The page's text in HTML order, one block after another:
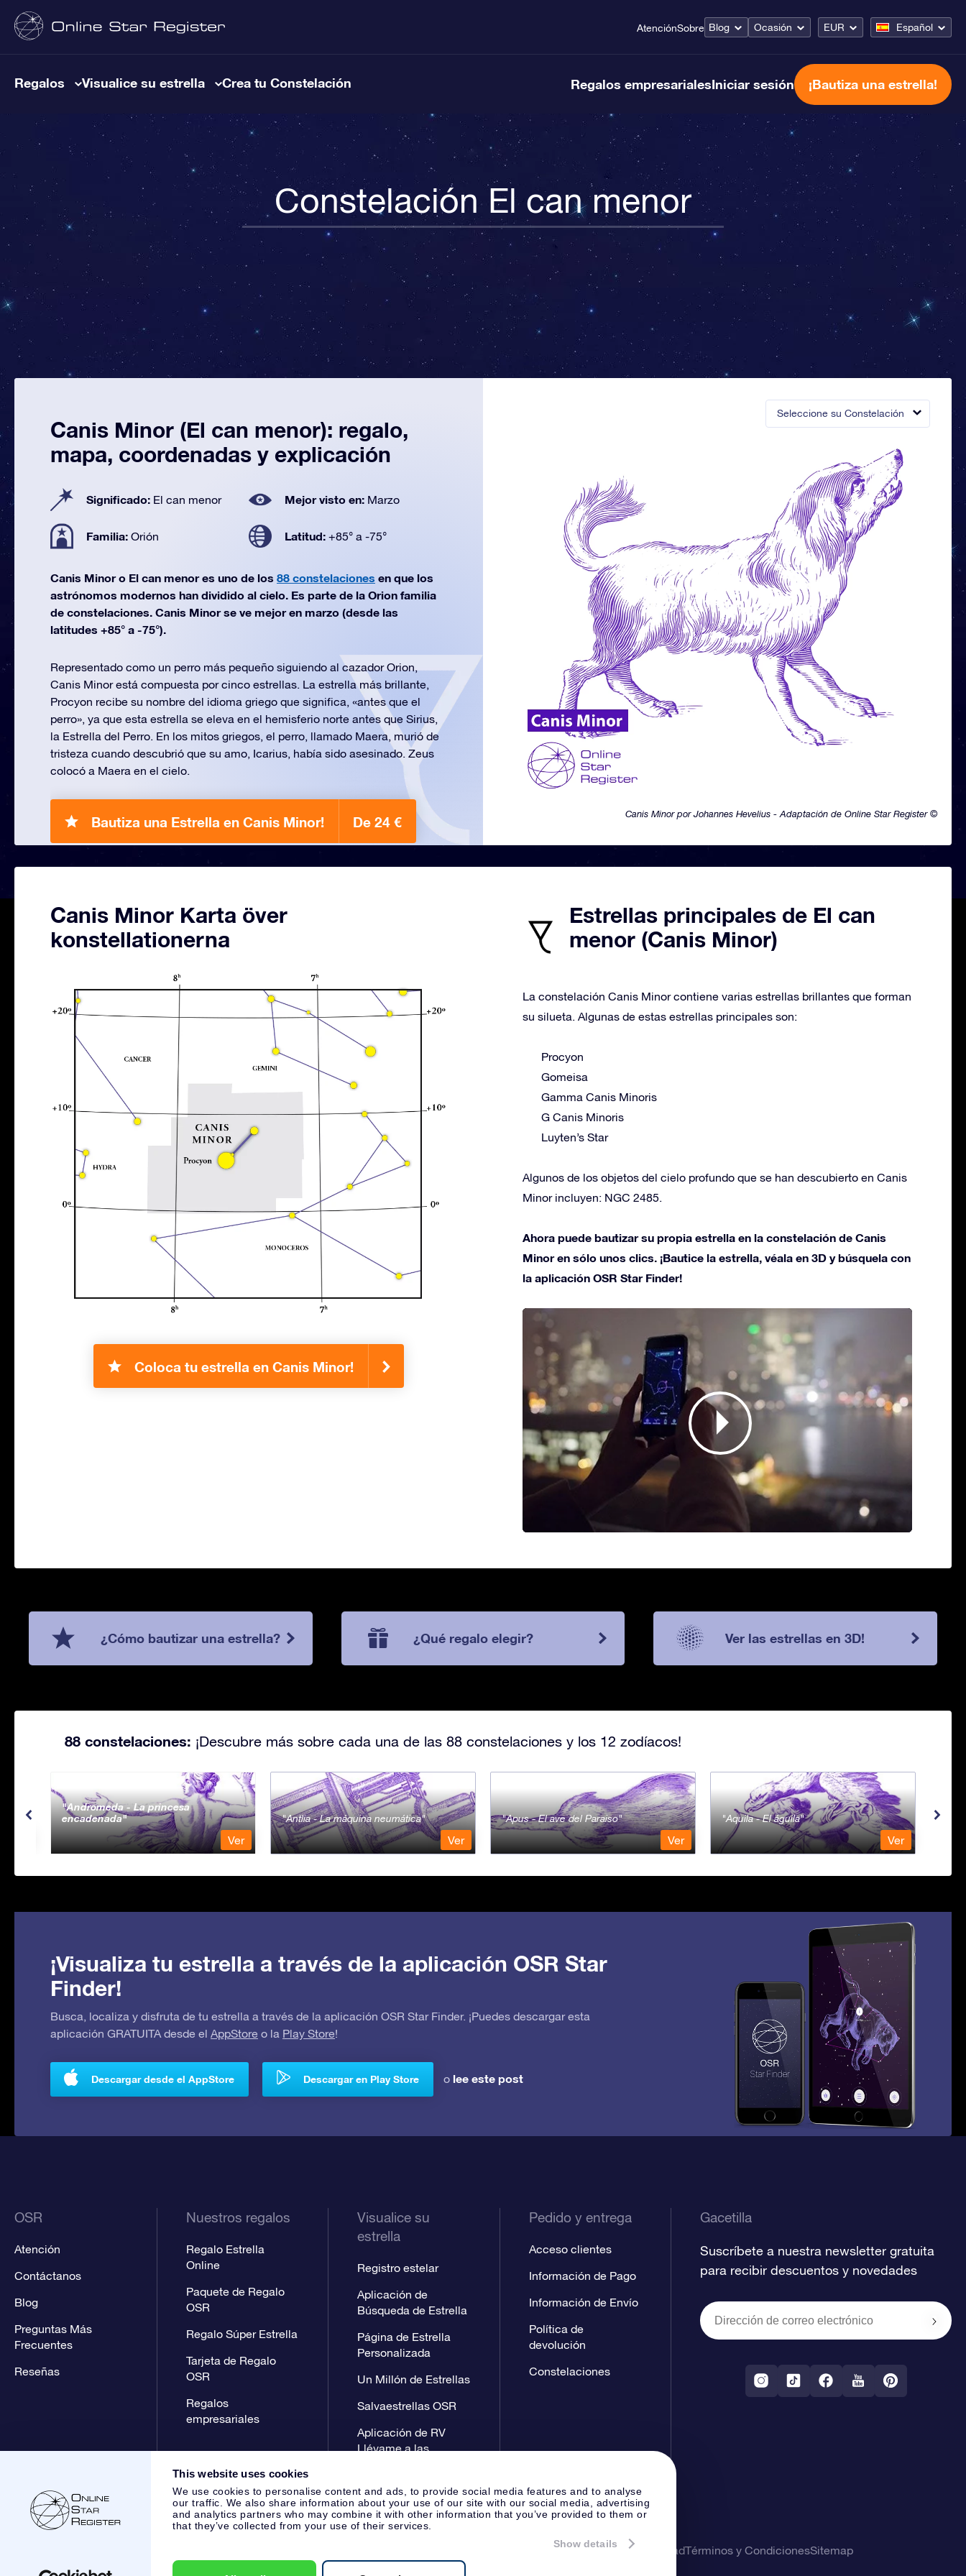
This website uses cookies
We use cookies to personalise content and ads, to provide social media features and to analyse
our traffic. We also share information about your use of our site with our social media, advertising
and analytics partners who may combine it with other information that you’ve provided to them or
that they’ve collected from your use of their services.
Show details
AtenciónSobre Blog Ocasión EUR Español
Regalos Visualice su estrella Crea tu Constelación Regalos empresarialesIniciar sesión ¡Bautiza una estrella!
Constelación El can menor
Seleccione su Constelación
Canis Minor por Johannes Hevelius - Adaptación de Online Star Register ©
Canis Minor (El can menor): regalo,
mapa, coordenadas y explicación
Significado: El can menor Mejor visto en: Marzo
Familia: Orión Latitud: +85° a -75°
Canis Minor o El can menor es uno de los 88 constelaciones en que los
astrónomos modernos han dividido al cielo. Es parte de la Orion familia
de constelaciones. Canis Minor se ve mejor en marzo (desde las
latitudes +85° a -75°).
Representado como un perro más pequeño siguiendo al cazador Orion,
Canis Minor está compuesta por cinco estrellas. La estrella más brillante,
Procyon recibe su nombre del idioma griego que significa, «antes que el
perro», ya que esta estrella se eleva en el hemisferio norte antes que Sirius,
la Estrella del Perro. En los mitos griegos, el perro, llamado Maera, murió de
tristeza cuando descubrió que su amo, Icarius, había sido asesinado. Zeus
colocó a Maera en el cielo.
Bautiza una Estrella en Canis Minor! De 24 €
Canis Minor Karta över
konstellationerna
Coloca tu estrella en Canis Minor!
Estrellas principales de El can
menor (Canis Minor)
La constelación Canis Minor contiene varias estrellas brillantes que forman
su silueta. Algunas de estas estrellas principales son:
Procyon
Gomeisa
Gamma Canis Minoris
G Canis Minoris
Luyten’s Star
Algunos de los objetos del cielo profundo que se han descubierto en Canis
Minor incluyen: NGC 2485.
Ahora puede bautizar su propia estrella en la constelación de Canis
Minor en sólo unos clics. ¡Bautice la estrella, véala en 3D y búsquela con
la aplicación OSR Star Finder!
¿Cómo bautizar una estrella? ¿Qué regalo elegir? Ver las estrellas en 3D!
88 constelaciones: ¡Descubre más sobre cada una de las 88 constelaciones y los 12 zodíacos!
Andromeda - La princesa
encadenada
Ver
Antlia - La máquina neumática
Ver
Apus - El ave del Paraiso
Ver
Aquila - El águila
Ver
¡Visualiza tu estrella a través de la aplicación OSR Star
Finder!
Busca, localiza y disfruta de tu estrella a través de la aplicación OSR Star Finder. ¡Puedes descargar esta
aplicación GRATUITA desde el AppStore o la Play Store!
Descargar desde el AppStore Descargar en Play Store o lee este post
OSR
Atención
Contáctanos
Blog
Preguntas Más
Frecuentes
Reseñas
Nuestros regalos
Regalo Estrella
Online
Paquete de Regalo
OSR
Regalo Súper Estrella
Tarjeta de Regalo
OSR
Regalos
empresariales
Visualice su
estrella
Registro estelar
Aplicación de
Búsqueda de Estrella
Página de Estrella
Personalizada
Un Millón de Estrellas
Salvaestrellas OSR
Aplicación de RV
Llévame a las
Pedido y entrega
Acceso clientes
Información de Pago
Información de Envío
Política de
devolución
Constelaciones
Gacetilla
Suscríbete a nuestra newsletter gratuita
para recibir descuentos y novedades
Página de prensaPolítica de PrivacidadTérminos y CondicionesSitemap